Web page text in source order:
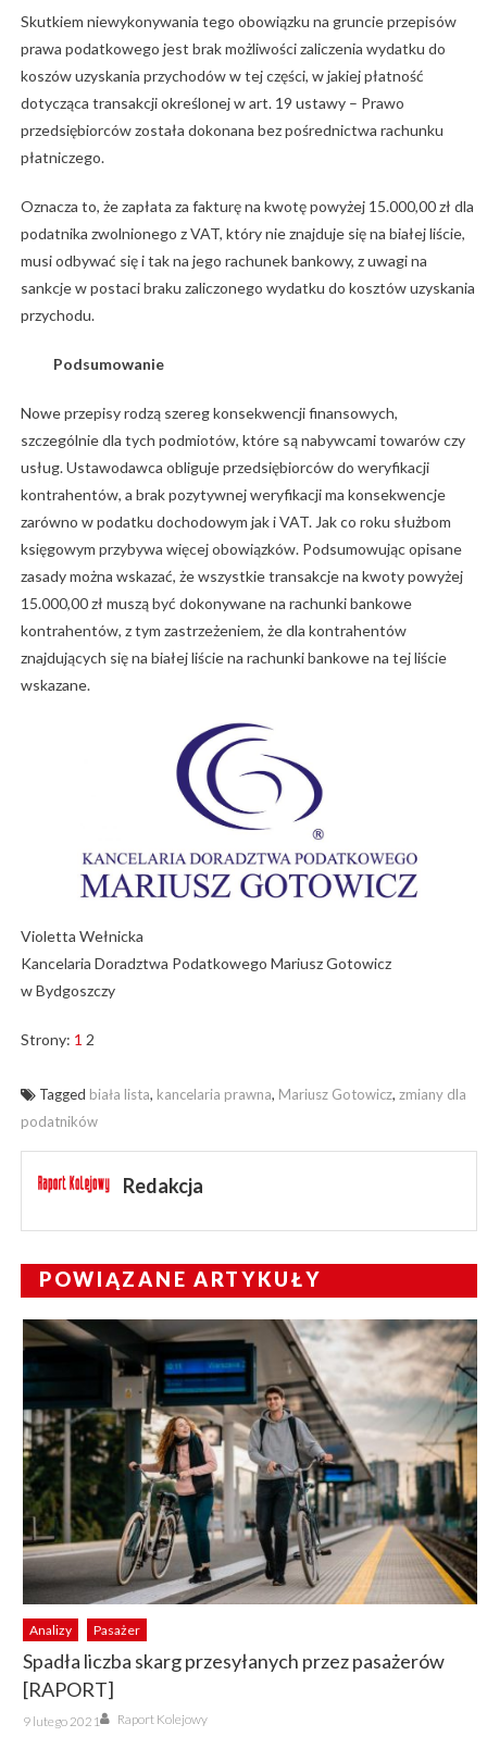
Skutkiem niewykonywania tego obowiązku na gruncie przepisów
prawa podatkowego jest brak możliwości zaliczenia wydatku do
koszów uzyskania przychodów w tej części, w jakiej płatność
dotycząca transakcji określonej w art. 19 ustawy – Prawo
przedsiębiorców została dokonana bez pośrednictwa rachunku
płatniczego.
Oznacza to, że zapłata za fakturę na kwotę powyżej 15.000,00 zł dla
podatnika zwolnionego z VAT, który nie znajduje się na białej liście,
musi odbywać się i tak na jego rachunek bankowy, z uwagi na
sankcje w postaci braku zaliczonego wydatku do kosztów uzyskania
przychodu.
Podsumowanie
Nowe przepisy rodzą szereg konsekwencji finansowych,
szczególnie dla tych podmiotów, które są nabywcami towarów czy
usług. Ustawodawca obliguje przedsiębiorców do weryfikacji
kontrahentów, a brak pozytywnej weryfikacji ma konsekwencje
zarówno w podatku dochodowym jak i VAT. Jak co roku służbom
księgowym przybywa więcej obowiązków. Podsumowując opisane
zasady można wskazać, że wszystkie transakcje na kwoty powyżej
15.000,00 zł muszą być dokonywane na rachunki bankowe
kontrahentów, z tym zastrzeżeniem, że dla kontrahentów
znajdujących się na białej liście na rachunki bankowe na tej liście
wskazane.
Violetta Wełnicka
Kancelaria Doradztwa Podatkowego Mariusz Gotowicz
w Bydgoszczy
Strony: 1 2
Tagged biała lista, kancelaria prawna, Mariusz Gotowicz, zmiany dla
podatników
Redakcja
POWIĄZANE ARTYKUŁY
Analizy Pasażer
Spadła liczba skarg przesyłanych przez pasażerów
[RAPORT]
Posted
on
9 lutego 2021 Author
Raport Kolejowy